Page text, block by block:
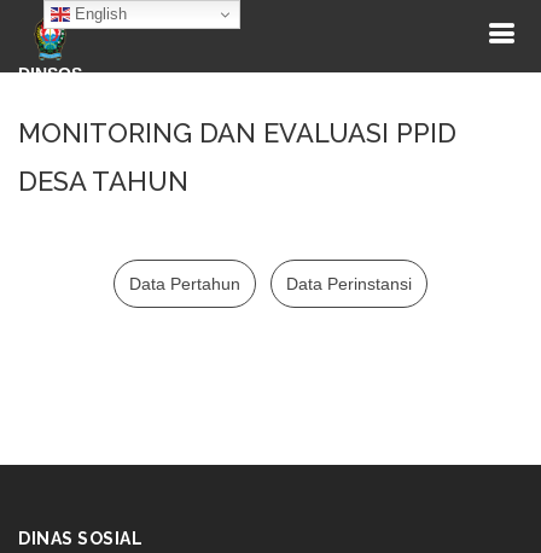
English
DINSOS
MONITORING DAN EVALUASI PPID
DESA TAHUN
Data Pertahun Data Perinstansi
DINAS SOSIAL